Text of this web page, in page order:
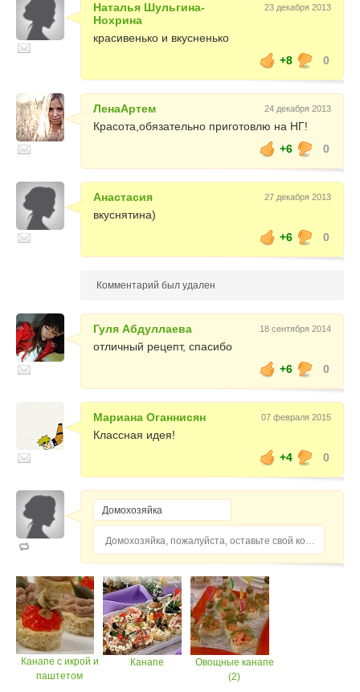
Наталья Шульгина-
Нохрина
23 декабря 2013
красивенько и вкусненько
+8
0
ЛенаАртем 24 декабря 2013
Красота,обязательно приготовлю на НГ!
+6
0
Анастасия 27 декабря 2013
вкуснятина)
+6
0
Комментарий был удален
Гуля Абдуллаева 18 сентября 2014
отличный рецепт, спасибо
+6
0
Мариана Оганнисян 07 февраля 2015
Классная идея!
+4
0
Домохозяйка, пожалуйста, оставьте свой комментарий...
Канапе с икрой и
паштетом
Канапе
Овощные канапе
(2)